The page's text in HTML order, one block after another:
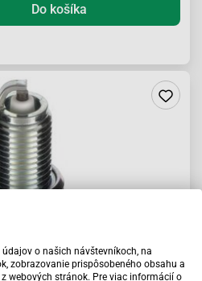
Do košíka
7223
o našich návštevníkoch, na
zobrazovanie prispôsobeného obsahu a
webových stránok. Pre viac informácií o